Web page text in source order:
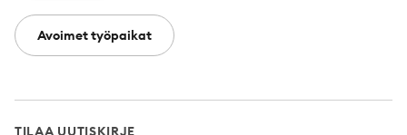
Avoimet työpaikat
TILAA UUTISKIRJE